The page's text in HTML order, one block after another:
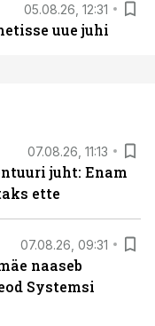
05.08.26, 12:31
uue juhi
07.08.26, 11:13
juht: Enam
ette
07.08.26, 09:31
naaseb
Systemsi